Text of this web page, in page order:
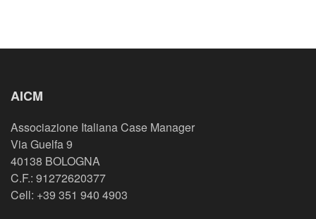
AICM
Associazione Italiana Case Manager
Via Guelfa 9
40138 BOLOGNA
C.F.: 91272620377
Cell: +39 351 940 4903